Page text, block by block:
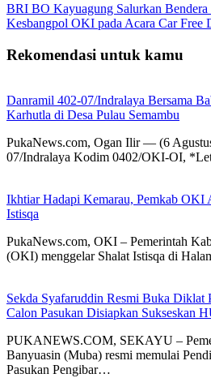
BRI BO Kayuagung Salurkan
Kesbangpol OKI pada Acara Car Free
Rekomendasi untuk kamu
Danramil 402-07/Indralaya Bersama
Karhutla di Desa Pulau Semambu
PukaNews.com, Ogan Ilir — (6
07/Indralaya Kodim 0402/OKI-OI,
Ikhtiar Hadapi Kemarau, Pemkab OKI
Istisqa
PukaNews.com, OKI – Pemerintah
(OKI) menggelar Shalat Istisqa di
Sekda Syafaruddin Resmi Buka Diklat
Calon Pasukan Disiapkan Sukseskan
PUKANEWS.COM, SEKAYU –
Banyuasin (Muba) resmi memulai
Pasukan Pengibar…